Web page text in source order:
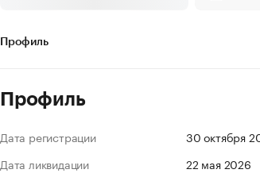
Профиль
Профиль
Дата регистрации
30 октября
Дата ликвидации
22 мая 2026